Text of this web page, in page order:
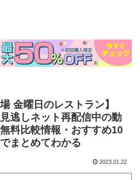
金曜日のレストラン】
逃しネット再配信中の動
料比較情報・おすすめ10
まとめてわかる
2023.01.22